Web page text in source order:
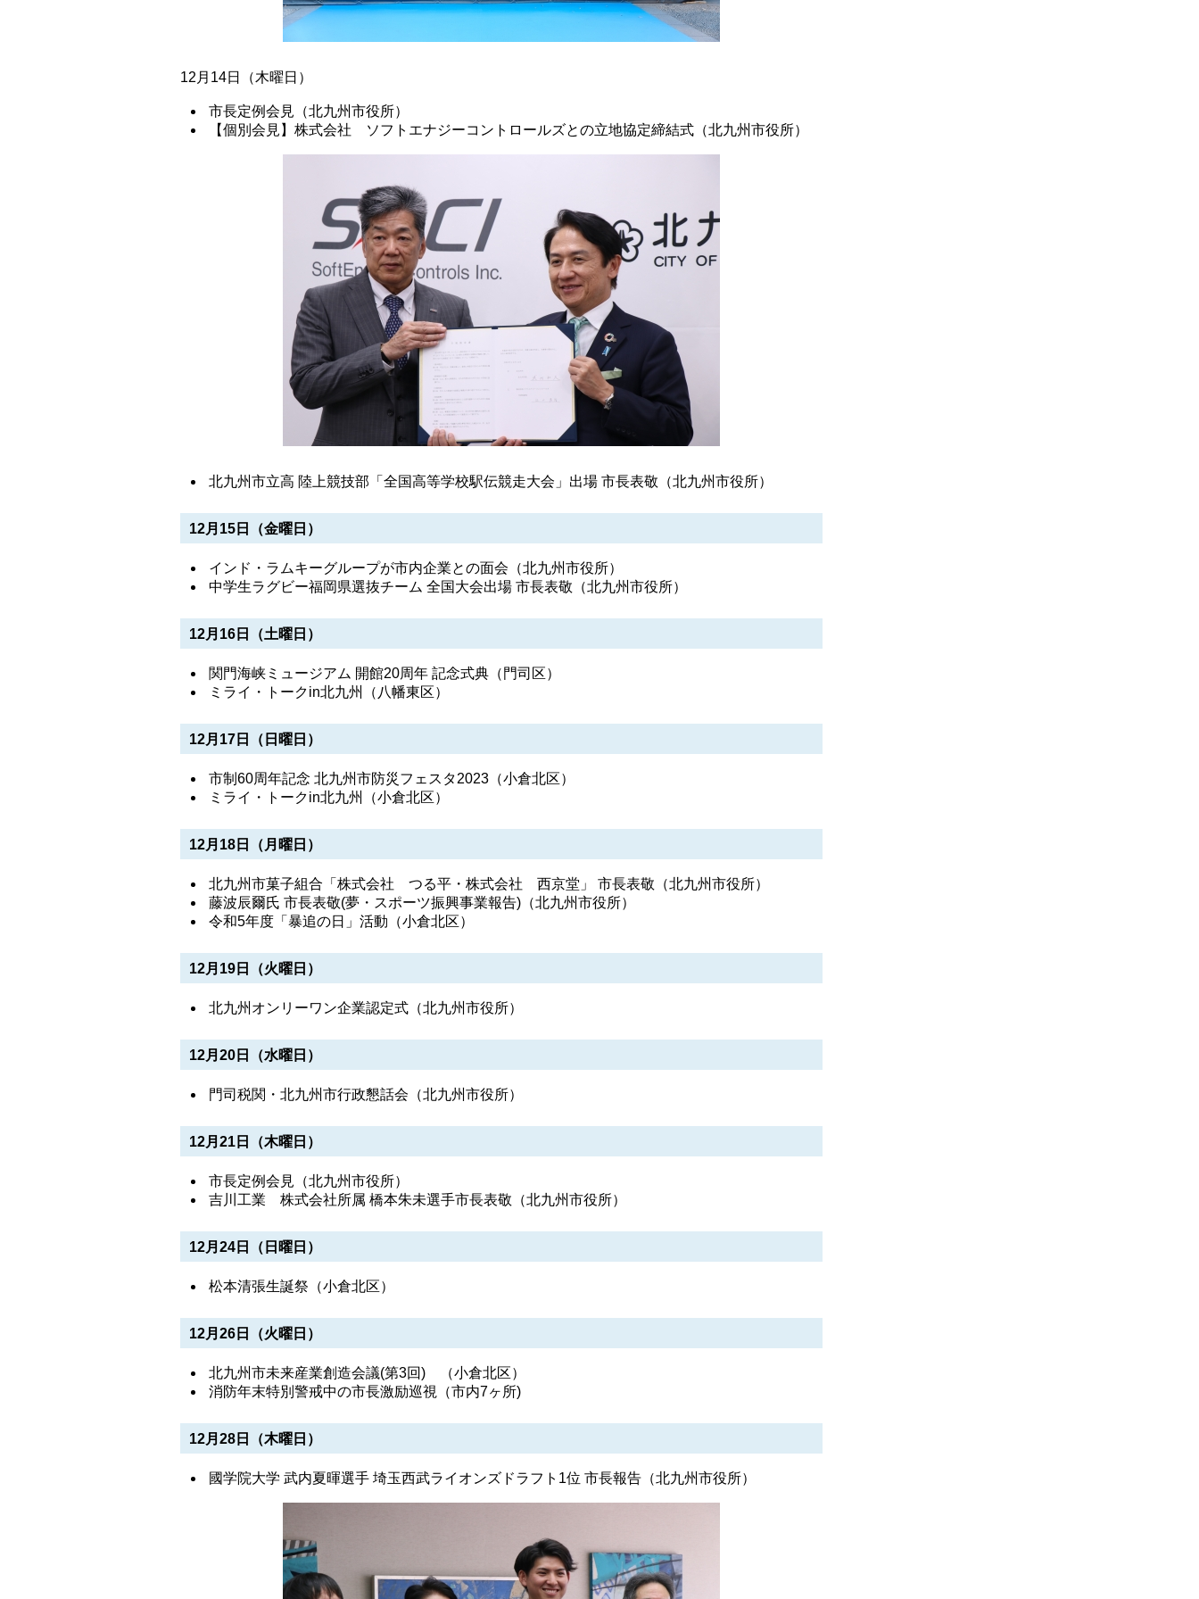
12月14日（木曜日）
市長定例会見（北九州市役所）
【個別会見】株式会社 ソフトエナジーコントロールズとの立地協定締結式（北九州市役所）
北九州市立高 陸上競技部「全国高等学校駅伝競走大会」出場 市長表敬（北九州市役所）
12月15日（金曜日）
インド・ラムキーグループが市内企業との面会（北九州市役所）
中学生ラグビー福岡県選抜チーム 全国大会出場 市長表敬（北九州市役所）
12月16日（土曜日）
関門海峡ミュージアム 開館20周年 記念式典（門司区）
ミライ・トークin北九州（八幡東区）
12月17日（日曜日）
市制60周年記念 北九州市防災フェスタ2023（小倉北区）
ミライ・トークin北九州（小倉北区）
12月18日（月曜日）
北九州市菓子組合「株式会社 つる平・株式会社 西京堂」 市長表敬（北九州市役所）
藤波辰爾氏 市長表敬(夢・スポーツ振興事業報告)（北九州市役所）
令和5年度「暴追の日」活動（小倉北区）
12月19日（火曜日）
北九州オンリーワン企業認定式（北九州市役所）
12月20日（水曜日）
門司税関・北九州市行政懇話会（北九州市役所）
12月21日（木曜日）
市長定例会見（北九州市役所）
吉川工業 株式会社所属 橋本朱未選手市長表敬（北九州市役所）
12月24日（日曜日）
松本清張生誕祭（小倉北区）
12月26日（火曜日）
北九州市未来産業創造会議(第3回) （小倉北区）
消防年末特別警戒中の市長激励巡視（市内7ヶ所)
12月28日（木曜日）
國学院大学 武内夏暉選手 埼玉西武ライオンズドラフト1位 市長報告（北九州市役所）